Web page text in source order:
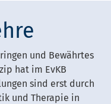
und Bewährtes
hat im EvKB
sind erst durch
und Therapie in